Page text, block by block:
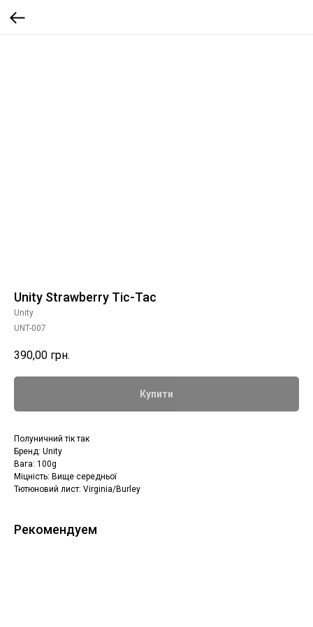
Unity Strawberry Tic-Tac
Unity
UNT-007
390,00 грн.
Купити
Полуничний тік так
Бренд: Unity
Вага: 100g
Міцність: Вище середньої
Тютюновий лист: Virginia/Burley
Рекомендуем